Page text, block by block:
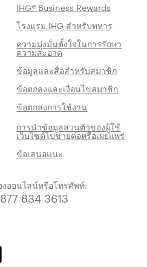
IHG® Business Rewards
โรงแรม IHG สำหรับทหาร
ความมุ่งมั่นตั้งใจในการรักษา
ความสะอาด
ข้อมูลและสื่อสำหรับสมาชิก
ข้อตกลงและเงื่อนไขสมาชิก
ข้อตกลงการใช้งาน
การนำข้อมูลส่วนตัวของผู้ใช้
เว็บไซต์ไปขายต่อหรือเผยแพร่
ข้อเสนอแนะ
งออนไลน์หรือโทรศัพท์:
834 3613
กับเรา
คาดีที่สุด
ราคาต่ำที่สุดทาง
ปรับให้ตรงกับราคาที่ถูก
One Rewards แก่
อนไลน์
แล้ว
ารจองสำหรับการจอง